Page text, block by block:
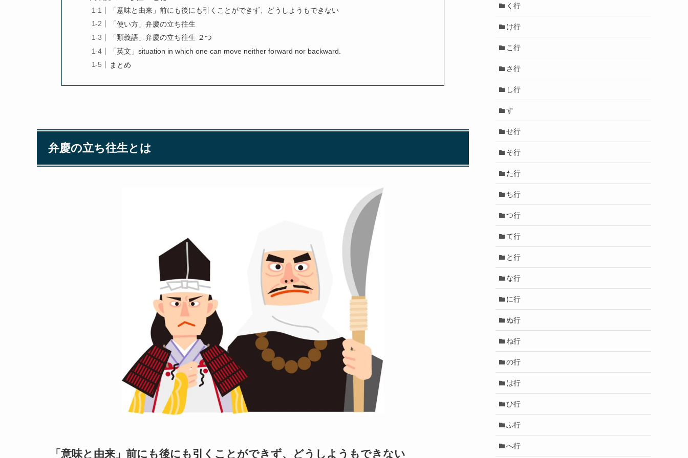
「意味と由来」前にも後にも引くことができず、どうしようもできない
「使い方」弁慶の立ち往生
「類義語」弁慶の立ち往生 ２つ
「英文」situation in which one can move neither forward nor backward.
まとめ
弁慶の立ち往生とは
「意味と由来」前にも後にも引くことができず、どうしようもできない
く行
け行
こ行
さ行
し行
す
せ行
そ行
た行
ち行
つ行
て行
と行
な行
に行
ぬ行
ね行
の行
は行
ひ行
ふ行
へ行